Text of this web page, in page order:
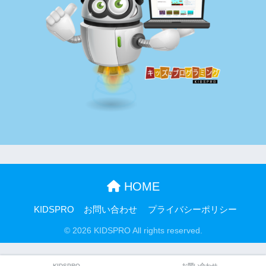
HOME
KIDSPRO お問い合わせ プライバシーポリシー
© 2026 KIDSPRO All rights reserved.